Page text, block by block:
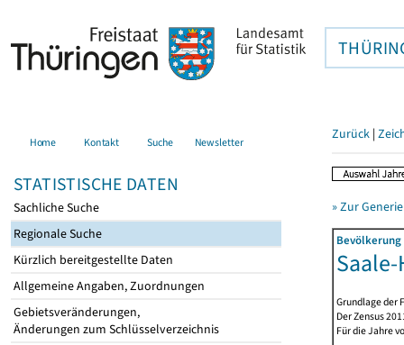
Home Kontakt Suche Newsletter
STATISTISCHE DATEN
Sachliche Suche
Regionale Suche
Kürzlich bereitgestellte Daten
Allgemeine Angaben, Zuordnungen
Gebietsveränderungen,
Änderungen zum Schlüsselverzeichnis
Zurück |
» Zur
Grundlage der
Der Zensus
Für die Jahre